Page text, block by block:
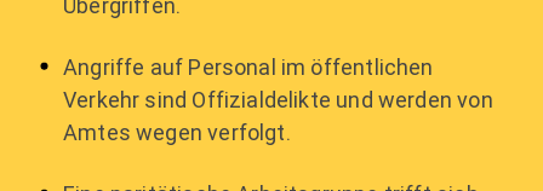
Übergriffen.
Angriffe auf Personal im öffentlichen
Verkehr sind Offizialdelikte und werden von
Amtes wegen verfolgt.